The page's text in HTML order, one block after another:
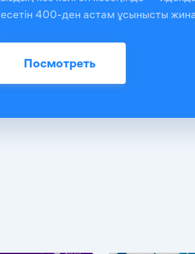
400-ден астам ұсынысты
Посмотреть